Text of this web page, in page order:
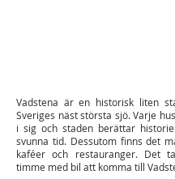
Vadstena är en historisk liten
Sveriges näst största sjö. Varje
i sig och staden berättar
svunna tid. Dessutom finns det
kaféer och restauranger. Det
timme med bil att komma till